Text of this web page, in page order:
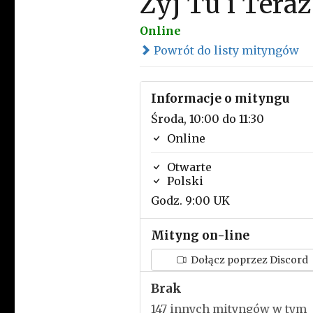
Online
Powrót do listy mityngów
Informacje o mityngu
Środa, 10:00 do 11:30
Online
Otwarte
Polski
Godz. 9:00 UK
Mityng on-line
Dołącz poprzez Discord
Brak
147 innych mityngów w tym